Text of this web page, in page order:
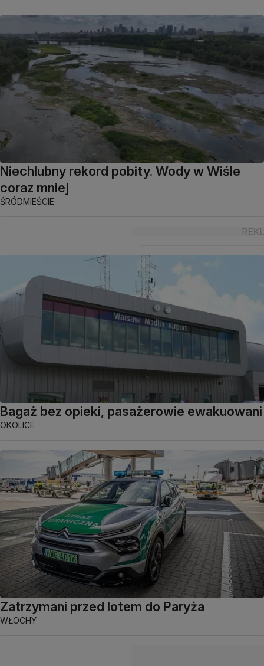
Niechlubny rekord pobity. Wody w Wiśle
coraz mniej
ŚRÓDMIEŚCIE
Bagaż bez opieki, pasażerowie ewakuowani
OKOLICE
Zatrzymani przed lotem do Paryża
WŁOCHY